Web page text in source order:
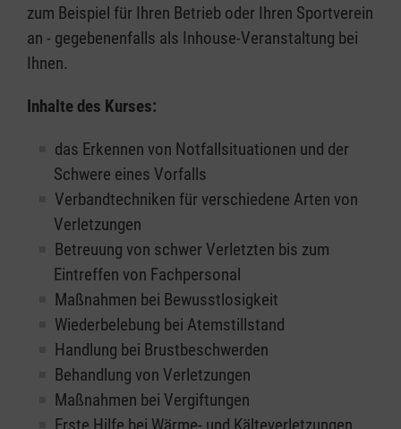
zum Beispiel für Ihren Betrieb oder Ihren Sportverein
an - gegebenenfalls als Inhouse-Veranstaltung bei
Ihnen.
Inhalte des Kurses:
das Erkennen von Notfallsituationen und der
Schwere eines Vorfalls
Verbandtechniken für verschiedene Arten von
Verletzungen
Betreuung von schwer Verletzten bis zum
Eintreffen von Fachpersonal
Maßnahmen bei Bewusstlosigkeit
Wiederbelebung bei Atemstillstand
Handlung bei Brustbeschwerden
Behandlung von Verletzungen
Maßnahmen bei Vergiftungen